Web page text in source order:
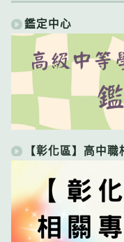
鑑定中心
【彰化區】高中